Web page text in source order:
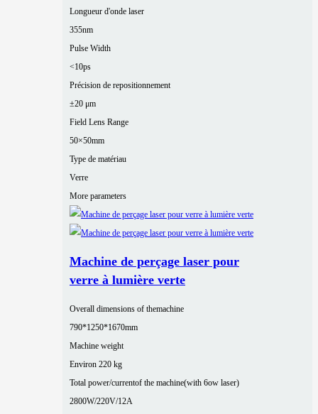
Longueur d'onde laser
355nm
Pulse Width
<10ps
Précision de repositionnement
±20 μm
Field Lens Range
50×50mm
Type de matériau
Verre
More parameters
Machine de perçage laser pour
verre à lumière verte
Overall dimensions of themachine
790*1250*1670mm
Machine weight
Environ 220 kg
Total power/currentof the machine(with 6ow laser)
2800W/220V/12A